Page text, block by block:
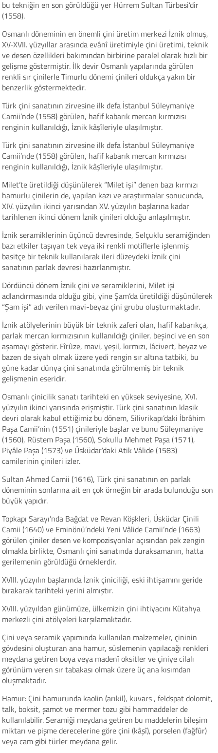
bu tekniğin en son görüldüğü yer Hürrem Sultan Türbesi’dir
(1558).
Osmanlı döneminin en önemli çini üretim merkezi İznik olmuş,
XV-XVII. yüzyıllar arasında evânî üretimiyle çini üretimi, teknik
ve desen özellikleri bakımından birbirine paralel olarak hızlı bir
gelişme göstermiştir. İlk devir Osmanlı yapılarında görülen
renkli sır çinilerle Timurlu dönemi çinileri oldukça yakın bir
benzerlik göstermektedir.
Türk çini sanatının zirvesine ilk defa İstanbul Süleymaniye
Camii’nde (1558) görülen, hafif kabarık mercan kırmızısı
renginin kullanıldığı, İznik kâşîleriyle ulaşılmıştır.
Türk çini sanatının zirvesine ilk defa İstanbul Süleymaniye
Camii’nde (1558) görülen, hafif kabarık mercan kırmızısı
renginin kullanıldığı, İznik kâşîleriyle ulaşılmıştır.
Milet’te üretildiği düşünülerek “Milet işi” denen bazı kırmızı
hamurlu çinilerin de, yapılan kazı ve araştırmalar sonucunda,
XIV. yüzyılın ikinci yarısından XV. yüzyılın başlarına kadar
tarihlenen ikinci dönem İznik çinileri olduğu anlaşılmıştır.
İznik seramiklerinin üçüncü devresinde, Selçuklu seramiğinden
bazı etkiler taşıyan tek veya iki renkli motiflerle işlenmiş
basitçe bir teknik kullanılarak ileri düzeydeki İznik çini
sanatının parlak devresi hazırlanmıştır.
Dördüncü dönem İznik çini ve seramiklerini, Milet işi
adlandırmasında olduğu gibi, yine Şam’da üretildiği düşünülerek
“Şam işi” adı verilen mavi-beyaz çini grubu oluşturmaktadır.
İznik atölyelerinin büyük bir teknik zaferi olan, hafif kabarıkça,
parlak mercan kırmızısının kullanıldığı çiniler, beşinci ve en son
aşamayı gösterir. Fîrûze, mavi, yeşil, kırmızı, lâcivert, beyaz ve
bazen de siyah olmak üzere yedi rengin sır altına tatbiki, bu
güne kadar dünya çini sanatında görülmemiş bir teknik
gelişmenin eseridir.
Osmanlı çinicilik sanatı tarihteki en yüksek seviyesine, XVI.
yüzyılın ikinci yarısında erişmiştir. Türk çini sanatının klasik
devri olarak kabul ettiğimiz bu dönem, Silivrikapı’daki İbrâhim
Paşa Camii’nin (1551) çinileriyle başlar ve bunu Süleymaniye
(1560), Rüstem Paşa (1560), Sokullu Mehmet Paşa (1571),
Piyâle Paşa (1573) ve Üsküdar’daki Atik Vâlide (1583)
camilerinin çinileri izler.
Sultan Ahmed Camii (1616), Türk çini sanatının en parlak
döneminin sonlarına ait en çok örneğin bir arada bulunduğu son
büyük yapıdır.
Topkapı Sarayı’nda Bağdat ve Revan Köşkleri, Üsküdar Çinili
Camii (1640) ve Eminönü’ndeki Yeni Vâlide Camii’nde (1663)
görülen çiniler desen ve kompozisyonlar açısından pek zengin
olmakla birlikte, Osmanlı çini sanatında duraksamanın, hatta
gerilemenin görüldüğü örneklerdir.
XVIII. yüzyılın başlarında İznik çiniciliği, eski ihtişamını geride
bırakarak tarihteki yerini almıştır.
XVIII. yüzyıldan günümüze, ülkemizin çini ihtiyacını Kütahya
merkezli çini atölyeleri karşılamaktadır.
Çini veya seramik yapımında kullanılan malzemeler, çininin
gövdesini oluşturan ana hamur, süslemenin yapılacağı renkleri
meydana getiren boya veya madenî oksitler ve çiniye cilalı
görünüm veren sır tabakası olmak üzere üç ana kısımdan
oluşmaktadır.
Hamur: Çini hamurunda kaolin (arıkil), kuvars , feldspat dolomit,
talk, boksit, şamot ve mermer tozu gibi hammaddeler de
kullanılabilir. Seramiği meydana getiren bu maddelerin bileşim
miktarı ve pişme derecelerine göre çini (kâşî), porselen (fağfûr)
veya cam gibi türler meydana gelir.